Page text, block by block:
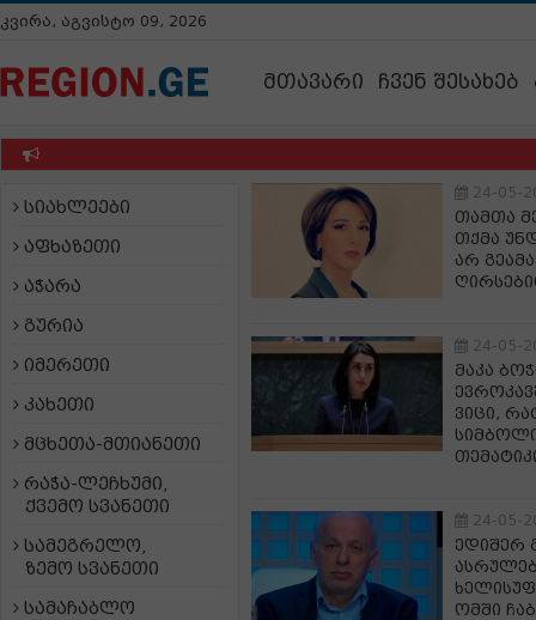
კვირა, აგვისტო 09, 2026
მთავარი ჩვენ შესახებ
სიახლეები
აფხაზეთი
აჭარა
გურია
იმერეთი
კახეთი
მცხეთა-მთიანეთი
რაჭა-ლეჩხუმი,
ქვემო სვანეთი
სამეგრელო,
ზემო სვანეთი
სამაჩაბლო
24-05-
თამთა
თქმა
არ
24-05-
მაკა
ვიცი,
24-05-
ედიშერ
ომში